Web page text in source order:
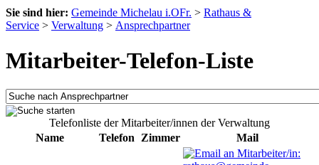
Sie sind hier: Gemeinde Michelau i.OFr. > Rathaus &
Service > Verwaltung > Ansprechpartner
Mitarbeiter-Telefon-Liste
Telefonliste der Mitarbeiter/innen der Verwaltung
Name
Telefon Zimmer Mail